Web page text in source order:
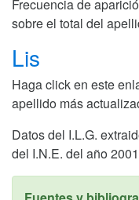
Frecuencia de
sobre el total del
Lis
Haga click en este
apellido más
Datos del I.L.G.
del I.N.E. del año 2001